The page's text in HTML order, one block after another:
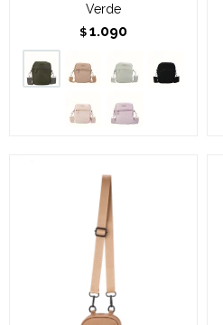
Verde
$ 1.090